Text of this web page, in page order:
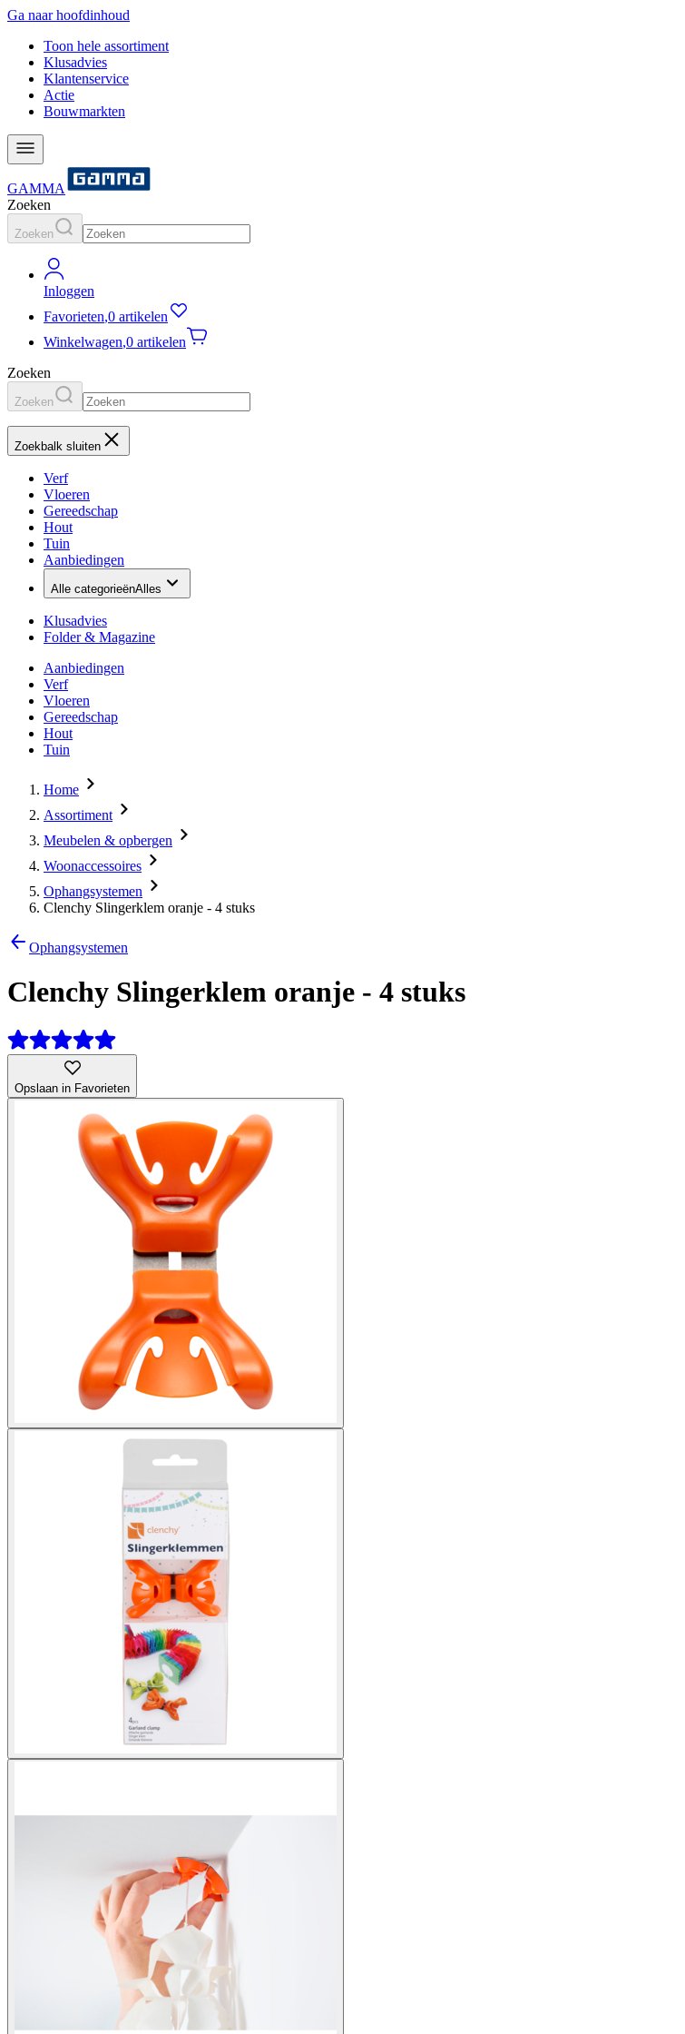
Ga naar hoofdinhoud
Toon hele assortiment
Klusadvies
Klantenservice
Actie
Bouwmarkten
GAMMA
Zoeken
Zoeken
Inloggen
Favorieten,0 artikelen
Winkelwagen,0 artikelen
Zoeken
Zoeken
Zoekbalk sluiten
Verf
Vloeren
Gereedschap
Hout
Tuin
Aanbiedingen
Alle categorieënAlles
Klusadvies
Folder & Magazine
Aanbiedingen
Verf
Vloeren
Gereedschap
Hout
Tuin
Home
Assortiment
Meubelen & opbergen
Woonaccessoires
Ophangsystemen
Clenchy Slingerklem oranje - 4 stuks
Ophangsystemen
Clenchy Slingerklem oranje - 4 stuks
Opslaan in Favorieten